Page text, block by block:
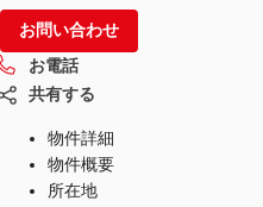
お問い合わせ
お電話
共有する
物件詳細
物件概要
所在地